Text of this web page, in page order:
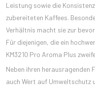
Leistung sowie die
zubereiteten Kaffees.
Verhältnis macht sie zur
Für diejenigen, die ein
KM3210 Pro Aroma Plus
Neben ihren herausragenden
auch Wert auf Umweltschutz